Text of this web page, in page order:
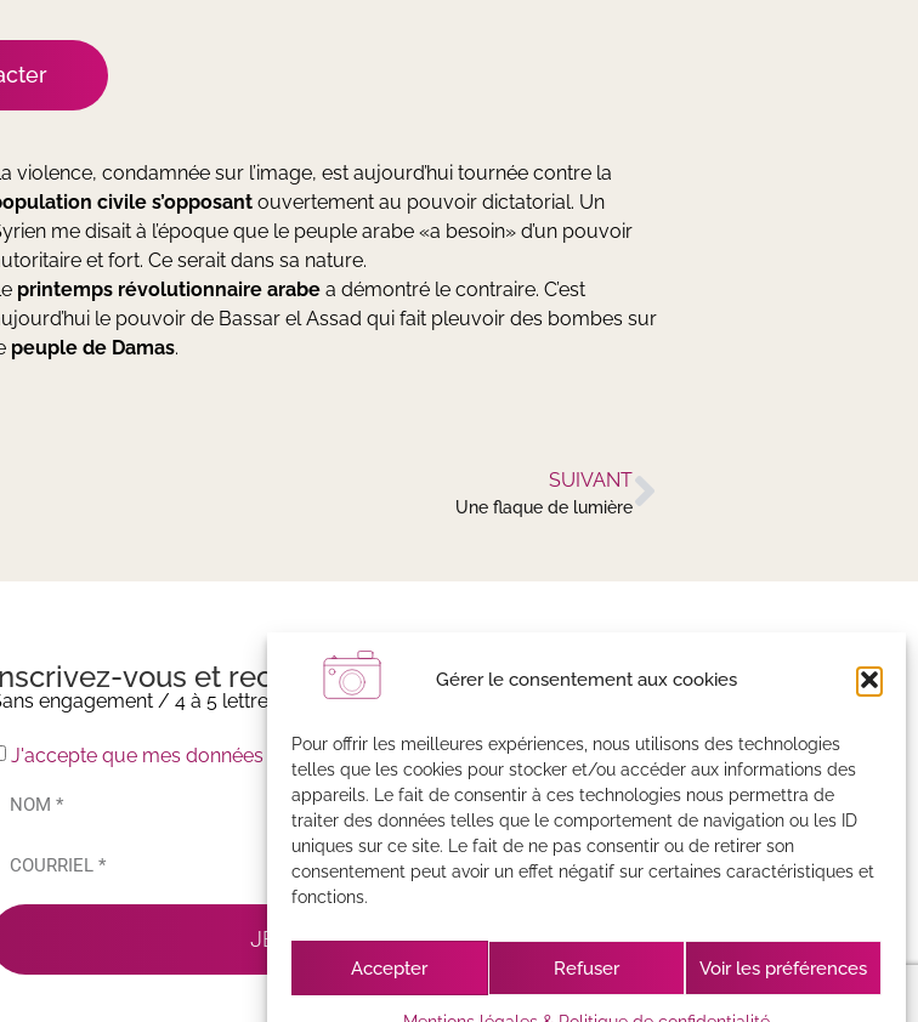
Gérer le consentement aux cookies
Pour offrir les meilleures expériences, nous utilisons des technologies
telles que les cookies pour stocker et/ou accéder aux informations des
appareils. Le fait de consentir à ces technologies nous permettra de
traiter des données telles que le comportement de navigation ou les ID
uniques sur ce site. Le fait de ne pas consentir ou de retirer son
consentement peut avoir un effet négatif sur certaines caractéristiques et
fonctions.
Accepter Refuser Voir les préférences
violence, condamnée sur l’image, est aujourd’hui tournée contre la
civile s’opposant ouvertement au pouvoir dictatorial. Un
me disait à l’époque que le peuple arabe «a besoin» d’un pouvoir
et fort. Ce serait dans sa nature.
printemps révolutionnaire arabe a démontré le contraire. C’est
le pouvoir de Bassar el Assad qui fait pleuvoir des bombes sur
peuple de Damas.
SUIVANT
Une flaque de lumière
vous et recevez mon actualité
engagement / 4 à 5 lettres par an
J'accepte que mes données soient enregistrées par MailChimp
JE M'ABONNE